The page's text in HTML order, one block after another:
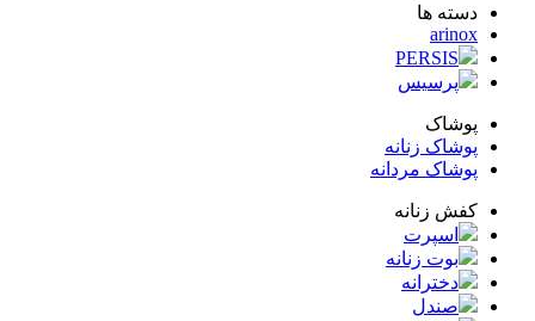
ها
PERSIS
پرسیس
زنانه
مردانه
زنانه
اسپرت
بوت زنانه
دخترانه
صندل